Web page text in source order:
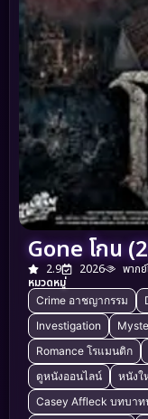
Gone โกน
2.9 2026 พากย์
หมวดหมู่
Crime อาชญากรรม
Investigation
Romance โรแมนติก
ดูหนังออนไลน์
หนังใ
Casey Affleck บทบาท